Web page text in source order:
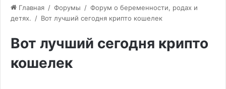
Главная / Форумы / Форум о беременности, родах и
детях. / Вот лучший сегодня крипто кошелек
Вот лучший сегодня крипто
кошелек